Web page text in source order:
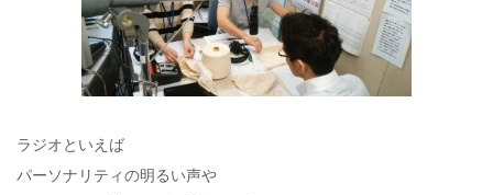
ラジオといえば
パーソナリティの明るい声や